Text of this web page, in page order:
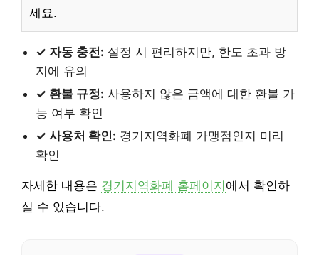
세요.
✓ 자동 충전: 설정 시 편리하지만, 한도 초과 방
지에 유의
✓ 환불 규정: 사용하지 않은 금액에 대한 환불 가
능 여부 확인
✓ 사용처 확인: 경기지역화폐 가맹점인지 미리
확인
자세한 내용은 경기지역화폐 홈페이지 에서 확인하
실 수 있습니다.